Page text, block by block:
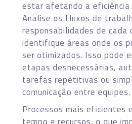
estar afetando a eficiência
Analise os fluxos de
responsabilidades de
identifique áreas onde os
ser otimizados. Isso pode
etapas desnecessárias,
tarefas repetitivas ou
comunicação entre equipes.
Processos mais eficientes
tempo e recursos, o que